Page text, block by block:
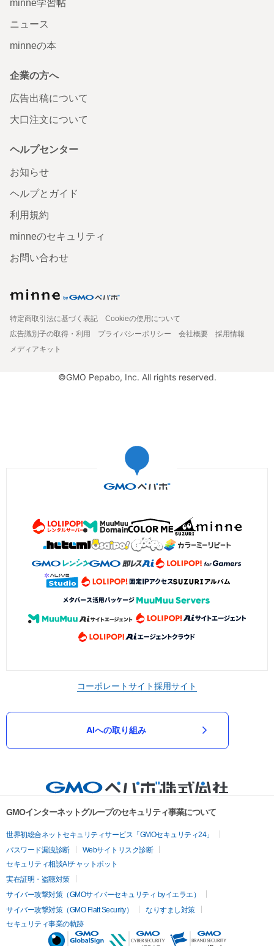
minne学習帖
ニュース
minneの本
企業の方へ
広告出稿について
大口注文について
ヘルプセンター
お知らせ
ヘルプとガイド
利用規約
minneのセキュリティ
お問い合わせ
特定商取引法に基づく表記
Cookieの使用について
広告識別子の取得・利用
プライバシーポリシー 会社概要
採用情報
メディアキット
©GMO Pepabo, Inc. All rights reserved.
コーポレートサイト採用サイト
AIへの取り組み
GMOインターネットグループのセキュリティ事業について
世界初総合ネットセキュリティサービス「GMOセキュリティ24」
パスワード漏洩診断
Webサイトリスク診断
セキュリティ相談AIチャットボット
実在証明・盗聴対策
サイバー攻撃対策（GMOサイバーセキュリティ byイエラエ）
サイバー攻撃対策（GMO Flatt Security）
なりすまし対策
セキュリティ事業の軌跡